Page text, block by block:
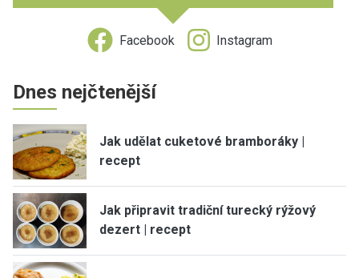
Facebook Instagram
Dnes nejčtenější
Jak udělat cuketové bramboráky |
recept
Jak připravit tradiční turecký rýžový
dezert | recept